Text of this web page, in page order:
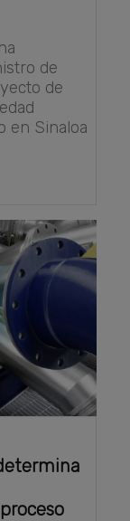
de
de
en Sinaloa